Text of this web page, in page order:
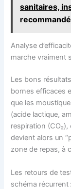
sanitaires,
Analyse
marche vraiment
Les bons
bornes efficaces
que les
(acide lactique,
respiration (CO₂),
devient alors un
zone de repas, à
Les retours de
schéma récurrent